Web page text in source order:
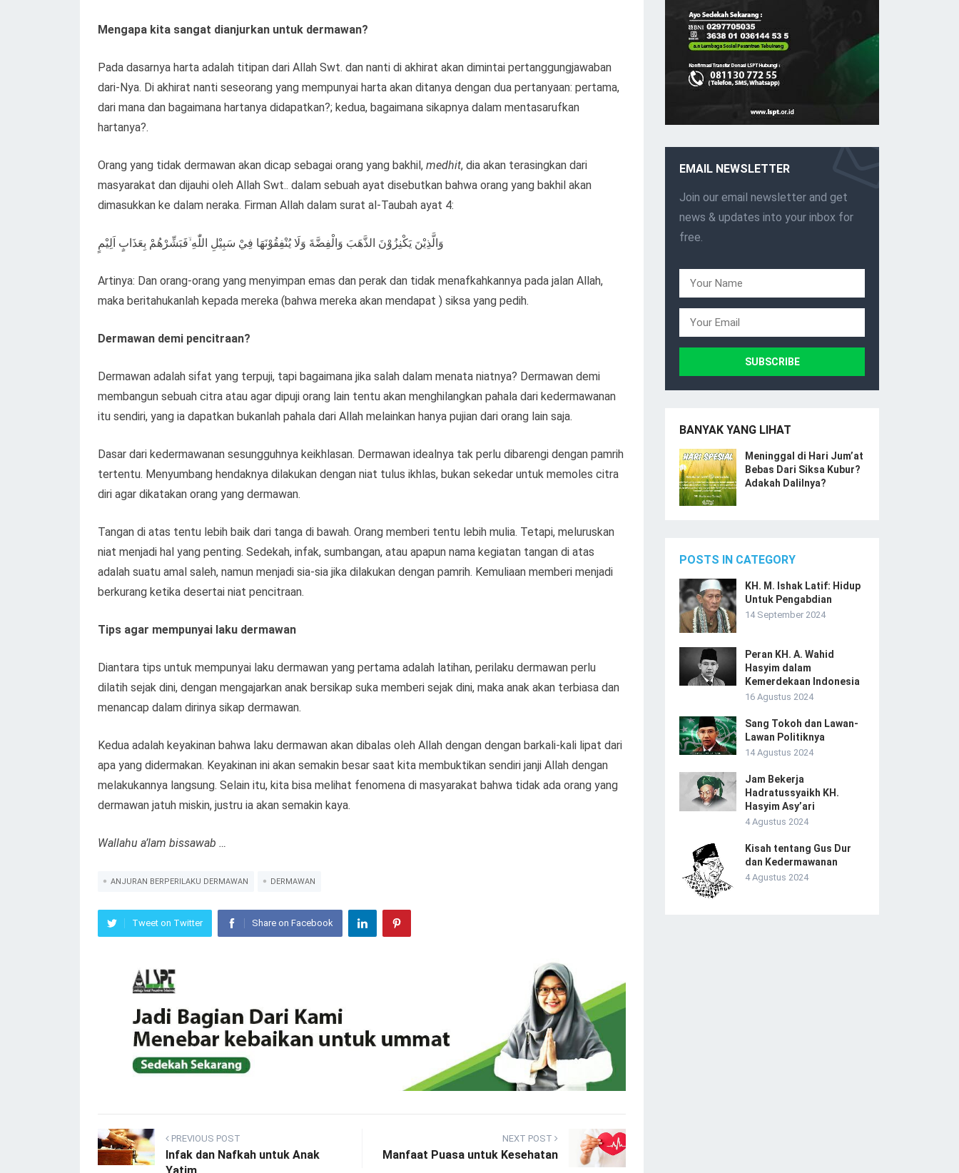
Mengapa kita sangat dianjurkan untuk dermawan?
Pada dasarnya harta adalah titipan dari Allah Swt. dan nanti di akhirat akan dimintai pertanggungjawaban
dari-Nya. Di akhirat nanti seseorang yang mempunyai harta akan ditanya dengan dua pertanyaan: pertama,
dari mana dan bagaimana hartanya didapatkan?; kedua, bagaimana sikapnya dalam mentasarufkan
hartanya?.
Orang yang tidak dermawan akan dicap sebagai orang yang bakhil, medhit, dia akan terasingkan dari
masyarakat dan dijauhi oleh Allah Swt.. dalam sebuah ayat disebutkan bahwa orang yang bakhil akan
dimasukkan ke dalam neraka. Firman Allah dalam surat al-Taubah ayat 4:
وَالَّذِيْنَ يَكْنِزُوْنَ الذَّهَبَ وَالْفِضَّةَ وَلَا يُنْفِقُوْنَهَا فِيْ سَبِيْلِ اللّٰهِ ۙفَبَشِّرْهُمْ بِعَذَابٍ اَلِيْمٍ
Artinya: Dan orang-orang yang menyimpan emas dan perak dan tidak menafkahkannya pada jalan Allah,
maka beritahukanlah kepada mereka (bahwa mereka akan mendapat ) siksa yang pedih.
Dermawan demi pencitraan?
Dermawan adalah sifat yang terpuji, tapi bagaimana jika salah dalam menata niatnya? Dermawan demi
membangun sebuah citra atau agar dipuji orang lain tentu akan menghilangkan pahala dari kedermawanan
itu sendiri, yang ia dapatkan bukanlah pahala dari Allah melainkan hanya pujian dari orang lain saja.
Dasar dari kedermawanan sesungguhnya keikhlasan. Dermawan idealnya tak perlu dibarengi dengan pamrih
tertentu. Menyumbang hendaknya dilakukan dengan niat tulus ikhlas, bukan sekedar untuk memoles citra
diri agar dikatakan orang yang dermawan.
Tangan di atas tentu lebih baik dari tanga di bawah. Orang memberi tentu lebih mulia. Tetapi, meluruskan
niat menjadi hal yang penting. Sedekah, infak, sumbangan, atau apapun nama kegiatan tangan di atas
adalah suatu amal saleh, namun menjadi sia-sia jika dilakukan dengan pamrih. Kemuliaan memberi menjadi
berkurang ketika desertai niat pencitraan.
Tips agar mempunyai laku dermawan
Diantara tips untuk mempunyai laku dermawan yang pertama adalah latihan, perilaku dermawan perlu
dilatih sejak dini, dengan mengajarkan anak bersikap suka memberi sejak dini, maka anak akan terbiasa dan
menancap dalam dirinya sikap dermawan.
Kedua adalah keyakinan bahwa laku dermawan akan dibalas oleh Allah dengan dengan barkali-kali lipat dari
apa yang didermakan. Keyakinan ini akan semakin besar saat kita membuktikan sendiri janji Allah dengan
melakukannya langsung. Selain itu, kita bisa melihat fenomena di masyarakat bahwa tidak ada orang yang
dermawan jatuh miskin, justru ia akan semakin kaya.
Wallahu a’lam bissawab …
ANJURAN BERPERILAKU DERMAWAN DERMAWAN
Tweet on Twitter Share on Facebook
PREVIOUS POST
Infak dan Nafkah untuk Anak
NEXT POST
Manfaat Puasa untuk Kesehatan
EMAIL NEWSLETTER
Join our email newsletter and get
news & updates into your inbox for
free.
BANYAK YANG LIHAT
Meninggal di Hari Jum’at
Bebas Dari Siksa Kubur?
Adakah Dalilnya?
POSTS IN CATEGORY
KH. M. Ishak Latif: Hidup
Untuk Pengabdian
14 September 2024
Peran KH. A. Wahid
Hasyim dalam
Kemerdekaan Indonesia
16 Agustus 2024
Sang Tokoh dan Lawan-
Lawan Politiknya
14 Agustus 2024
Jam Bekerja
Hadratussyaikh KH.
Hasyim Asy’ari
4 Agustus 2024
Kisah tentang Gus Dur
dan Kedermawanan
4 Agustus 2024